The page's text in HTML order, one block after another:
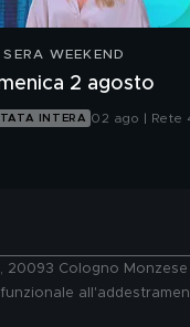
WEEKEND
2 agosto
INTERA 02 ago | Rete
20093 Cologno